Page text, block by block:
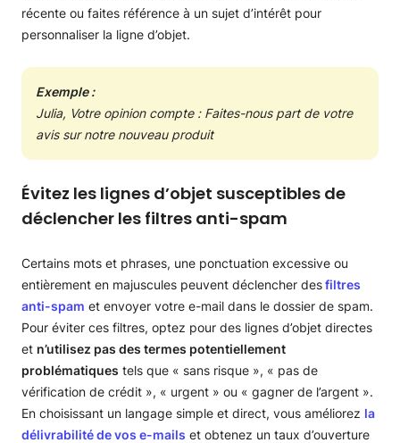
récente ou faites référence à un sujet d’intérêt pour
personnaliser la ligne d’objet.
Exemple :
Julia, Votre opinion compte : Faites-nous part de votre
avis sur notre nouveau produit
Évitez les lignes d’objet susceptibles de
déclencher les filtres anti-spam
Certains mots et phrases, une ponctuation excessive ou
entièrement en majuscules peuvent déclencher desfiltres
anti-spam et envoyer votre e-mail dans le dossier de spam.
Pour éviter ces filtres, optez pour des lignes d’objet directes
et n’utilisez pas des termes potentiellement
problématiques tels que « sans risque », « pas de
vérification de crédit », « urgent » ou « gagner de l’argent ».
En choisissant un langage simple et direct, vous améliorez la
délivrabilité de vos e-mails et obtenez un taux d’ouverture